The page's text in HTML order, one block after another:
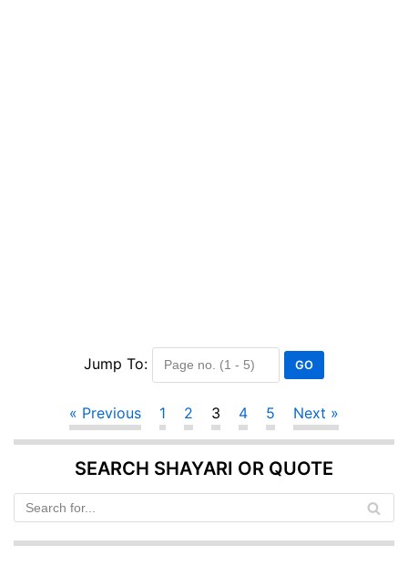
Jump To:
« Previous 1 2 3 4 5 Next »
SEARCH SHAYARI OR QUOTE